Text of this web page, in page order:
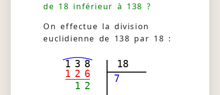
de 18 inférieur à 138 ?
On effectue la division
euclidienne de 138 par 18 :
1 3 8
18
7
6
2
1
2
1